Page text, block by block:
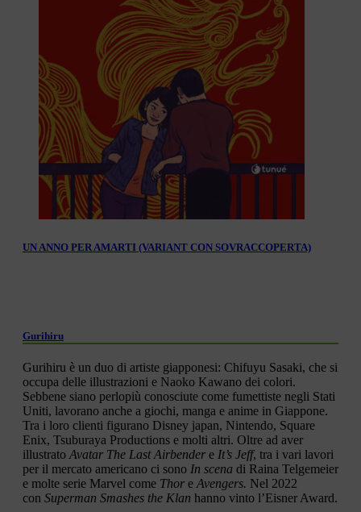
UN ANNO PER AMARTI (VARIANT CON SOVRACCOPERTA)
Gurihiru
Gurihiru è un duo di artiste giapponesi: Chifuyu Sasaki, che si
occupa delle illustrazioni e Naoko Kawano dei colori.
Sebbene siano perlopiù conosciute come fumettiste negli Stati
Uniti, lavorano anche a giochi, manga e anime in Giappone.
Tra i loro clienti figurano Disney japan, Nintendo, Square
Enix, Tsuburaya Productions e molti altri. Oltre ad aver
illustrato Avatar The Last Airbender e It’s Jeff, tra i vari lavori
per il mercato americano ci sono In scena di Raina Telgemeier
e molte serie Marvel come Thor e Avengers. Nel 2022
con Superman Smashes the Klan hanno vinto l’Eisner Award.